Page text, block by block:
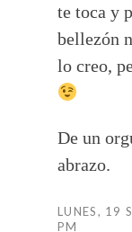
te toca y
bellezón
lo creo,
De un
abrazo.
LUNES, 19
PM